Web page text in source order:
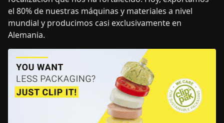
el 80% de nuestras máquinas y materiales a nivel
mundial y producimos casi exclusivamente en
Alemania.